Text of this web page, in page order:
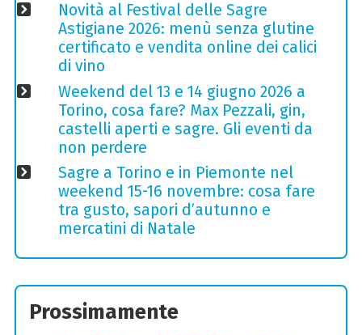
Novità al Festival delle Sagre
Astigiane 2026: menù senza glutine
certificato e vendita online dei calici
di vino
Weekend del 13 e 14 giugno 2026 a
Torino, cosa fare? Max Pezzali, gin,
castelli aperti e sagre. Gli eventi da
non perdere
Sagre a Torino e in Piemonte nel
weekend 15-16 novembre: cosa fare
tra gusto, sapori d’autunno e
mercatini di Natale
Prossimamente